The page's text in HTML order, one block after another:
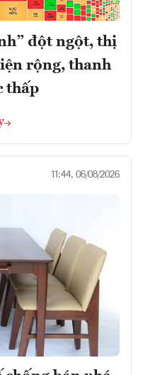
đột ngột, thị
rộng, thanh
thấp
11:44, 06/08/2026